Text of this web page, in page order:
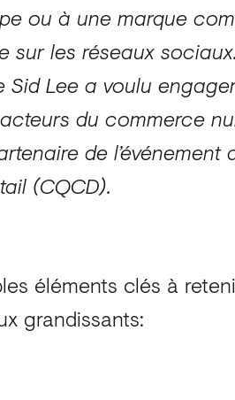
ou à une marque
sur les réseaux
Lee a voulu
du commerce
de
(CQCD).
éléments clés à
grandissants: